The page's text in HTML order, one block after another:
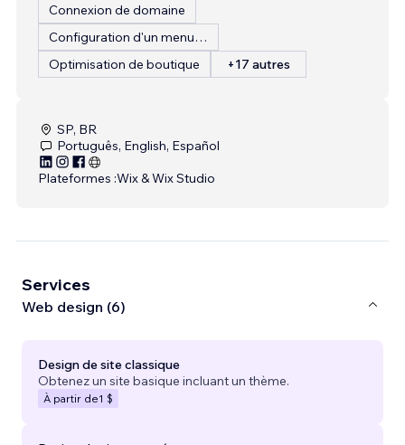
Connexion de domaine
Configuration d'un menu de restaurant
Optimisation de boutique
+17 autres
SP, BR
Português, English, Español
Plateformes :Wix & Wix Studio
Services
Web design (6)
Design de site classique
Obtenez un site basique incluant un thème.
À partir de1 $